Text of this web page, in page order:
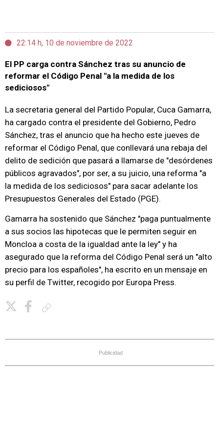
22:14 h, 10 de noviembre de 2022
El PP carga contra Sánchez tras su anuncio de
reformar el Código Penal "a la medida de los
sediciosos"
La secretaria general del Partido Popular, Cuca Gamarra,
ha cargado contra el presidente del Gobierno, Pedro
Sánchez, tras el anuncio que ha hecho este jueves de
reformar el Código Penal, que conllevará una rebaja del
delito de sedición que pasará a llamarse de "desórdenes
públicos agravados", por ser, a su juicio, una reforma "a
la medida de los sediciosos" para sacar adelante los
Presupuestos Generales del Estado (PGE).
Gamarra ha sostenido que Sánchez "paga puntualmente
a sus socios las hipotecas que le permiten seguir en
Moncloa a costa de la igualdad ante la ley" y ha
asegurado que la reforma del Código Penal será un "alto
precio para los españoles", ha escrito en un mensaje en
su perfil de Twitter, recogido por Europa Press.
Publicidad